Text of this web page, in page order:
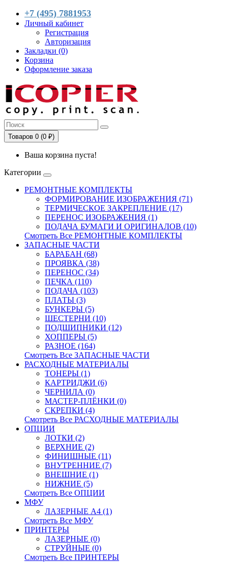
+7 (495) 7881953
Личный кабинет
Регистрация
Авторизация
Закладки (0)
Корзина
Оформление заказа
Товаров 0 (0 ₽)
Ваша корзина пуста!
Категории
РЕМОНТНЫЕ КОМПЛЕКТЫ
ФОРМИРОВАНИЕ ИЗОБРАЖЕНИЯ (71)
ТЕРМИЧЕСКОЕ ЗАКРЕПЛЕНИЕ (17)
ПЕРЕНОС ИЗОБРАЖЕНИЯ (1)
ПОДАЧА БУМАГИ И ОРИГИНАЛОВ (10)
Смотреть Все РЕМОНТНЫЕ КОМПЛЕКТЫ
ЗАПАСНЫЕ ЧАСТИ
БАРАБАН (68)
ПРОЯВКА (38)
ПЕРЕНОС (34)
ПЕЧКА (110)
ПОДАЧА (103)
ПЛАТЫ (3)
БУНКЕРЫ (5)
ШЕСТЕРНИ (10)
ПОДШИПНИКИ (12)
ХОППЕРЫ (5)
РАЗНОЕ (164)
Смотреть Все ЗАПАСНЫЕ ЧАСТИ
РАСХОДНЫЕ МАТЕРИАЛЫ
ТОНЕРЫ (1)
КАРТРИДЖИ (6)
ЧЕРНИЛА (0)
МАСТЕР-ПЛЁНКИ (0)
СКРЕПКИ (4)
Смотреть Все РАСХОДНЫЕ МАТЕРИАЛЫ
ОПЦИИ
ЛОТКИ (2)
ВЕРХНИЕ (2)
ФИНИШНЫЕ (11)
ВНУТРЕННИЕ (7)
ВНЕШНИЕ (1)
НИЖНИЕ (5)
Смотреть Все ОПЦИИ
МФУ
ЛАЗЕРНЫЕ A4 (1)
Смотреть Все МФУ
ПРИНТЕРЫ
ЛАЗЕРНЫЕ (0)
СТРУЙНЫЕ (0)
Смотреть Все ПРИНТЕРЫ